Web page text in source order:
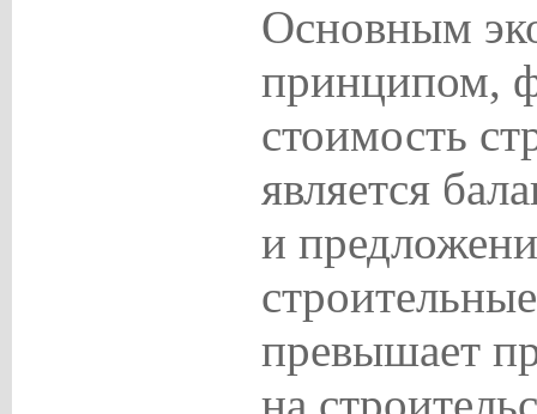
Основным
принципом,
стоимость
является
и
превышает